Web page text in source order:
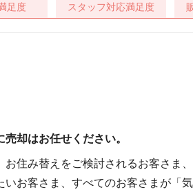
足度 スタッフ対応満足度
却はお任せください。
お住み替えをご検討されるお客さま
いお客さま、すべてのお客さまが「